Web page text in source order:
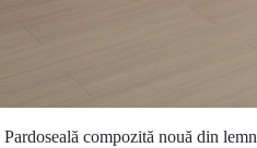
Pardoseală compozită nouă din lemn